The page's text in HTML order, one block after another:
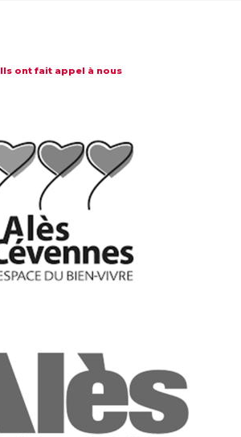
Ils ont fait appel à nous